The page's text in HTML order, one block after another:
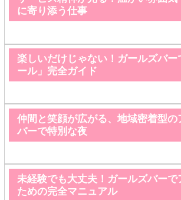
に寄り添う仕事
楽しいだけじゃない！ガールズバー
ール」完全ガイド
仲間と笑顔が広がる、地域密着型の
バーで特別な夜
未経験でも大丈夫！ガールズバーで
ための完全マニュアル